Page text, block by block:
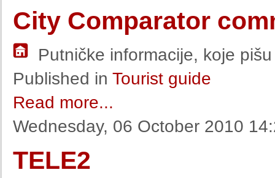
City Comparator
Putničke informacije, koje
Published in Tourist guide
Read more...
Wednesday, 06 October 2010
TELE2